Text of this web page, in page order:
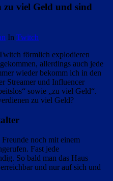
zu viel Geld und sind
In Twitch
förmlich explodieren
allerdings auch jede
wieder bekomm ich in den
Streamer und Influencer
sowie „zu viel Geld“.
zu viel Geld?
noch mit einem
Fast jede
So bald man das Haus
und nur auf sich und